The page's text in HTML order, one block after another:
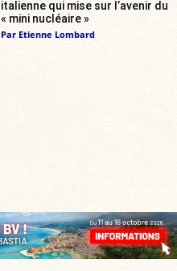
italienne qui mise sur l’avenir du
« mini nucléaire »
Par Etienne Lombard